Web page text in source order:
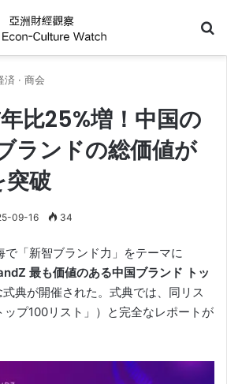
済 · 商会
年比25%増！中国の
ランドの総価値が
突破
09-16 34
「新智ブランド力」をテーマに
最も価値のある中国ブランド トッ
式典が開催された。式典では、同リス
ップ100リスト」）と完全なレポートが